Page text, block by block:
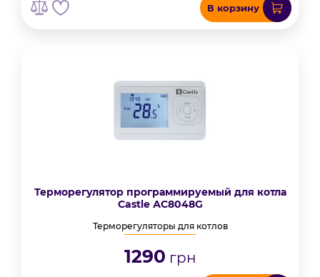
В корзину
Терморегулятор программируемый для котла
Castle АС8048G
Терморегуляторы для котлов
1290 грн